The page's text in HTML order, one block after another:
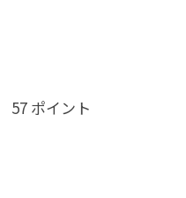
57 ポイント